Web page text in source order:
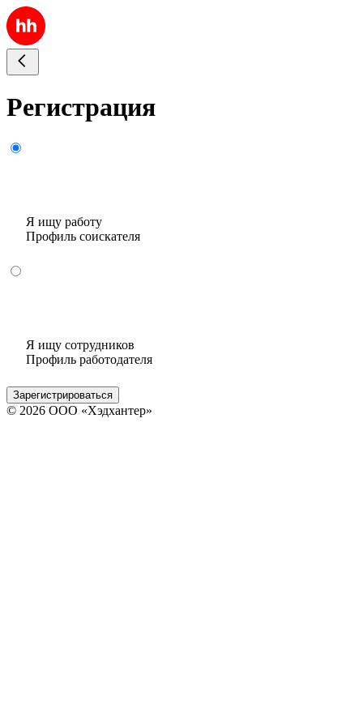
Регистрация
Я ищу работу
Профиль соискателя
Я ищу сотрудников
Профиль работодателя
Зарегистрироваться
© 2026 ООО «Хэдхантер»